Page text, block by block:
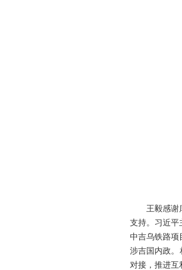
王毅感谢
支持。习近平
中吉乌铁路项
涉吉国内政。
对接，推进互